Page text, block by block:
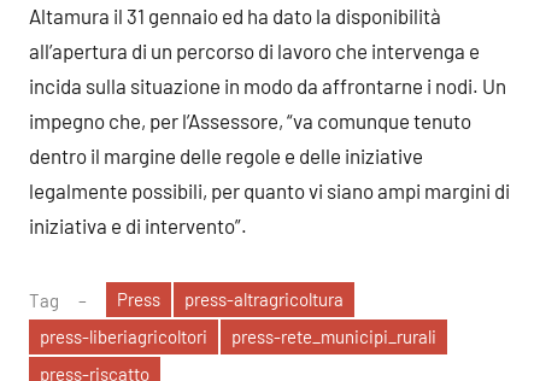
Altamura il 31 gennaio ed ha dato la disponibilità
all’apertura di un percorso di lavoro che intervenga e
incida sulla situazione in modo da affrontarne i nodi. Un
impegno che, per l’Assessore, “va comunque tenuto
dentro il margine delle regole e delle iniziative
legalmente possibili, per quanto vi siano ampi margini di
iniziativa e di intervento”.
Tag Press
press-altragricoltura
press-liberiagricoltori
press-rete_municipi_rurali
press-riscatto